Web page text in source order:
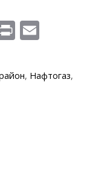
Pr
t ai
l
, Нафтогаз,